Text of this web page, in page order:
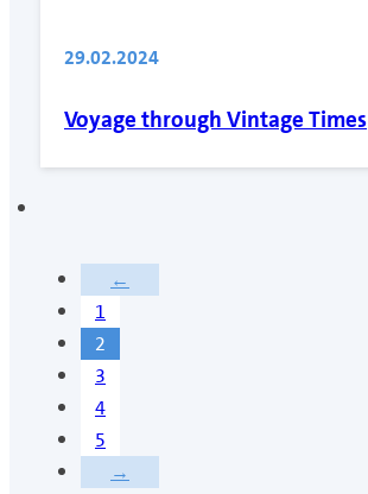
29.02.2024
Voyage through Vintage Times
←
1
2
3
4
5
→